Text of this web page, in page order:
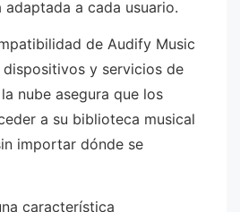
a cada usuario.
de Audify Music
y servicios de
nube asegura que los
a su biblioteca musical
importar dónde se
característica